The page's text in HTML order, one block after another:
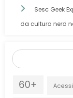
Sesc Geek
da cultura nerd
60+